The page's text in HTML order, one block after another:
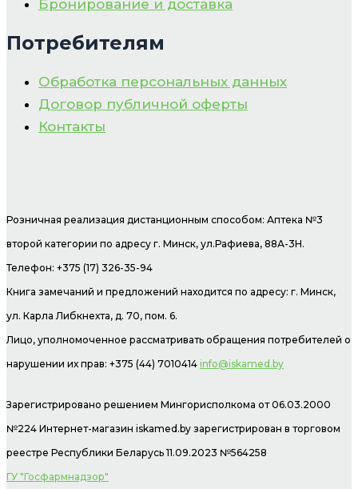
Бронирование и доставка
Потребителям
Обработка персональных данных
Договор публичной оферты
Контакты
Розничная реализация дистанционным способом: Аптека №3
второй категории по адресу г. Минск, ул.Рафиева, 88А-3Н.
Телефон: +375 (17) 326-35-94
Книга замечаний и предложений находится по адресу: г. Минск,
ул. Карла Либкнехта, д. 70, пом. 6.
Лицо, уполномоченное рассматривать обращения потребителей о
нарушении их прав: +375 (44) 7010414 info@iskamed.by
Зарегистрировано решением Мингорисполкома от 06.03.2000
№224 Интернет-магазин iskamed.by зарегистрирован в торговом
реестре Республики Беларусь 11.09.2023 №564258
ГУ "Госфармнадзор"